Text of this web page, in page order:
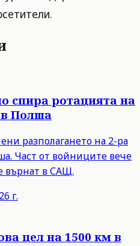
спира ротацията на
Полша
разполагането на 2-ра
Част от войниците вече
върнат в САЩ.
г.
цел на 1500 км в